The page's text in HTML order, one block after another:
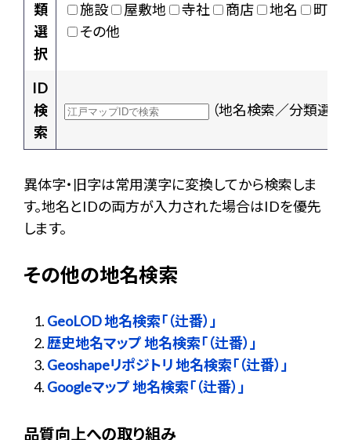
類
選
択
施設 屋敷地 寺社 商店 地名
町村
その他
ID
検
索
（地名検索／分類選択
異体字・旧字は常用漢字に変換してから検索しま
す。地名とIDの両方が入力された場合はIDを優先
します。
その他の地名検索
GeoLOD 地名検索「（辻番）」
歴史地名マップ 地名検索「（辻番）」
Geoshapeリポジトリ 地名検索「（辻番）」
Googleマップ 地名検索「（辻番）」
品質向上への取り組み